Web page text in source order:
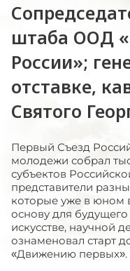
штаба ООД
России»;
отставке,
Святого
Первый Съезд
молодежи собрал
субъектов
представители
которые уже в юном
основу для будущего
искусстве, научной
ознаменовал старт
«Движению первых».